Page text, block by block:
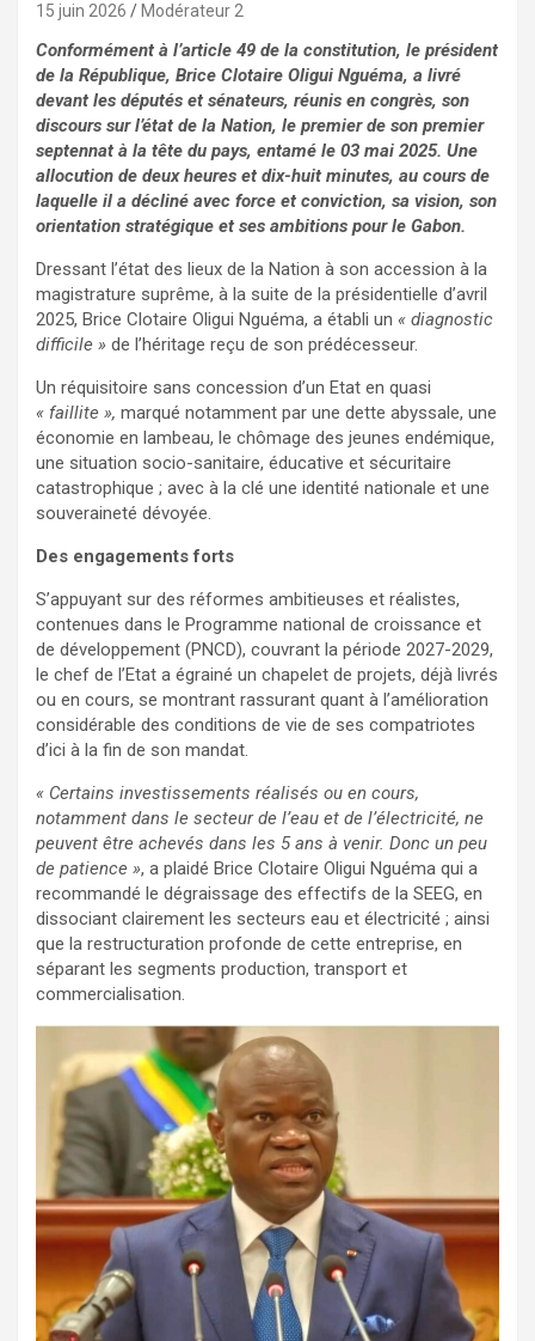
15 juin 2026 Modérateur 2
Conformément à l’article 49 de la constitution, le président
de la République, Brice Clotaire Oligui Nguéma, a livré
devant les députés et sénateurs, réunis en congrès, son
discours sur l’état de la Nation, le premier de son premier
septennat à la tête du pays, entamé le 03 mai 2025. Une
allocution de deux heures et dix-huit minutes, au cours de
laquelle il a décliné avec force et conviction, sa vision, son
orientation stratégique et ses ambitions pour le Gabon.
Dressant l’état des lieux de la Nation à son accession à la
magistrature suprême, à la suite de la présidentielle d’avril
2025, Brice Clotaire Oligui Nguéma, a établi un « diagnostic
difficile » de l’héritage reçu de son prédécesseur.
Un réquisitoire sans concession d’un Etat en quasi
« faillite », marqué notamment par une dette abyssale, une
économie en lambeau, le chômage des jeunes endémique,
une situation socio-sanitaire, éducative et sécuritaire
catastrophique ; avec à la clé une identité nationale et une
souveraineté dévoyée.
Des engagements forts
S’appuyant sur des réformes ambitieuses et réalistes,
contenues dans le Programme national de croissance et
de développement (PNCD), couvrant la période 2027-2029,
le chef de l’Etat a égrainé un chapelet de projets, déjà livrés
ou en cours, se montrant rassurant quant à l’amélioration
considérable des conditions de vie de ses compatriotes
d’ici à la fin de son mandat.
« Certains investissements réalisés ou en cours,
notamment dans le secteur de l’eau et de l’électricité, ne
peuvent être achevés dans les 5 ans à venir. Donc un peu
de patience », a plaidé Brice Clotaire Oligui Nguéma qui a
recommandé le dégraissage des effectifs de la SEEG, en
dissociant clairement les secteurs eau et électricité ; ainsi
que la restructuration profonde de cette entreprise, en
séparant les segments production, transport et
commercialisation.